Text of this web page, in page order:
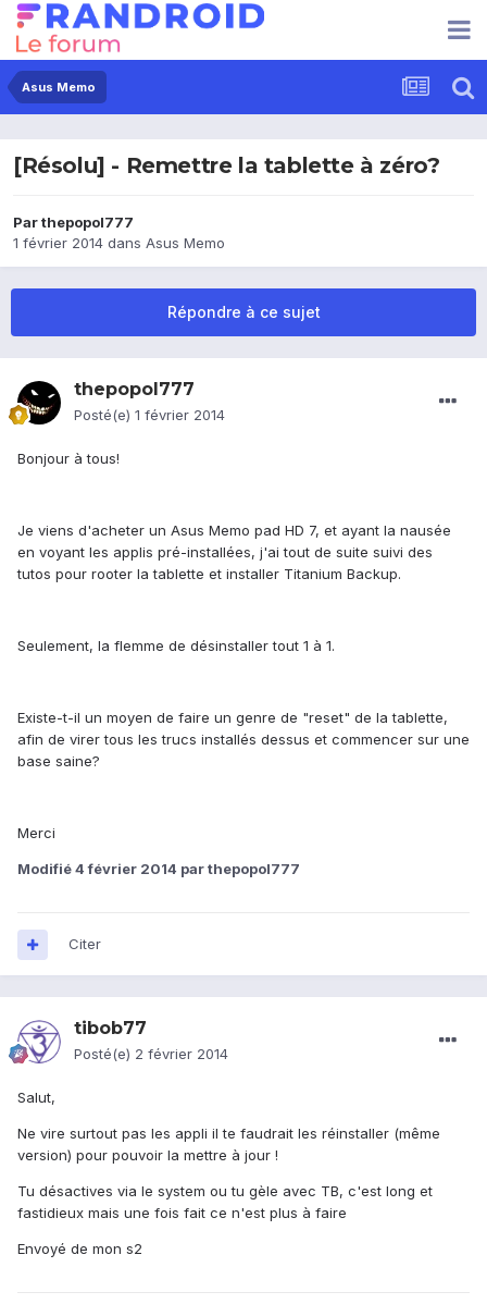
Asus Memo
[Résolu] - Remettre la tablette à zéro?
Parthepopol777
1 février 2014 dans Asus Memo
Répondre à ce sujet
thepopol777
Posté(e) 1 février 2014
Bonjour à tous!
Je viens d'acheter un Asus Memo pad HD 7, et ayant la nausée
en voyant les applis pré-installées, j'ai tout de suite suivi des
tutos pour rooter la tablette et installer Titanium Backup.
Seulement, la flemme de désinstaller tout 1 à 1.
Existe-t-il un moyen de faire un genre de "reset" de la tablette,
afin de virer tous les trucs installés dessus et commencer sur une
base saine?
Merci
Modifié4 février 2014 par thepopol777
Citer
tibob77
Posté(e) 2 février 2014
Salut,
Ne vire surtout pas les appli il te faudrait les réinstaller (même
version) pour pouvoir la mettre à jour !
Tu désactives via le system ou tu gèle avec TB, c'est long et
fastidieux mais une fois fait ce n'est plus à faire
Envoyé de mon s2